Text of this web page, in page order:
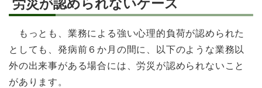
労災が認められないケース
もっとも、業務による強い心理的負荷が認められた
としても、発病前６か月の間に、以下のような業務以
外の出来事がある場合には、労災が認められないこと
があります。